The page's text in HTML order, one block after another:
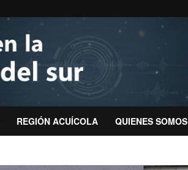
REGIÓN ACUÍCOLA QUIENES SOMOS